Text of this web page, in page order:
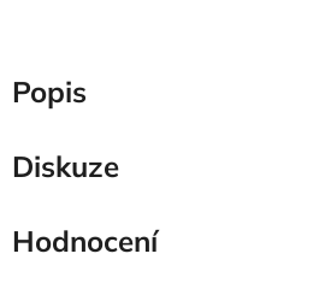
Popis
Diskuze
Hodnocení